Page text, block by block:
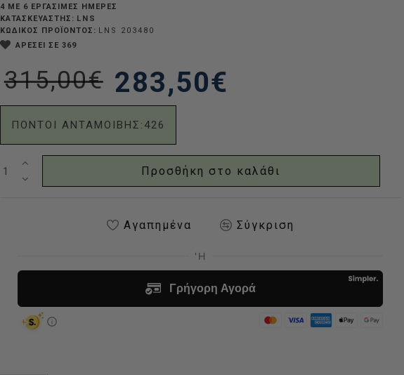
283,50€
315,00€
ΠΟΝΤΟΙ ΑΝΤΑΜΟΙΒΗΣ: 426
4 ΜΕ 6 ΕΡΓΆΣΙΜΕΣ ΗΜΈΡΕΣ
ΚΑΤΑΣΚΕΥΑΣΤΗΣ: LNS
ΚΩΔΙΚΟΣ ΠΡΟΪΟΝΤΟΣ: LNS 203480
ΑΡΕΣΕΙ ΣΕ 369
Προσθήκη στο καλάθι
Αγαπημένα Σύγκριση